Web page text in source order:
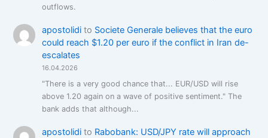
outflows.
apostolidito Societe Generale believes that the euro
could reach $1.20 per euro if the conflict in Iran de-
escalates
16.04.2026
"There is a very good chance that... EUR/USD will rise
above 1.20 again on a wave of positive sentiment." The
bank adds that although...
apostolidito Rabobank: USD/JPY rate will approach